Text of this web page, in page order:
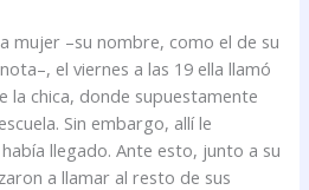
mujer –su nombre, como el de su
el viernes a las 19 ella llamó
la chica, donde supuestamente
Sin embargo, allí le
llegado. Ante esto, junto a su
a llamar al resto de sus